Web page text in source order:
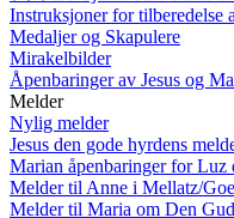
Instruksjoner for tilberedelse
Medaljer og Skapulere
Mirakelbilder
Åpenbaringer av Jesus og
Melder
Nylig melder
Jesus den gode hyrdens
Marian åpenbaringer for Luz
Melder til Anne i Mellatz/
Melder til Maria om Den